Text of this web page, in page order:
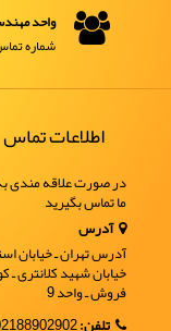
واحد
شماره تماس:
اطلاعات تماس
در صورت علاقه مندی
ما تماس بگیرید
آدرس
آدرس تهران ـ خیابان
فروش ـ واحد 9